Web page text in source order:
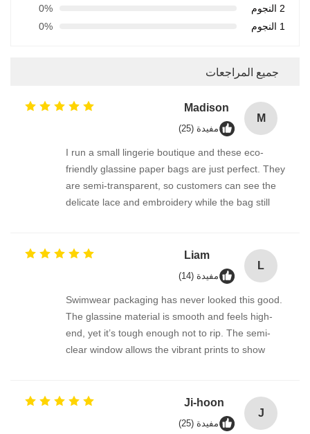
2 النجوم
0%
1 النجوم
0%
جميع المراجعات
M
Madison
مفيدة (25)
I run a small lingerie boutique and these eco-
friendly glassine paper bags are just perfect. They
are semi-transparent, so customers can see the
delicate lace and embroidery while the bag still
tearing, and they seal nicely with a sticker. Will
L
Liam
مفيدة (14)
Swimwear packaging has never looked this good.
The glassine material is smooth and feels high-
end, yet it’s tough enough not to rip. The semi-
clear window allows the vibrant prints to show
commitment. Fast shipping to Sydney too!
J
Ji-hoon
مفيدة (25)